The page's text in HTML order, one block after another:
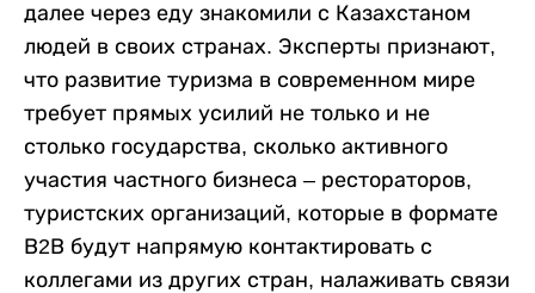
далее через еду знакомили с Казахстаном
людей в своих странах. Эксперты признают,
что развитие туризма в современном мире
требует прямых усилий не только и не
столько государства, сколько активного
участия частного бизнеса – рестораторов,
туристских организаций, которые в формате
В2В будут напрямую контактировать с
коллегами из других стран, налаживать связи